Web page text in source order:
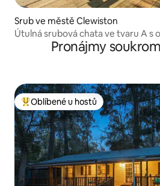
Srub ve městě Clewiston
Útulná srubová chata ve tvaru A s
Pronájmy
Nejlepší v kategorii Oblíbené u
Oblíbené u hostů